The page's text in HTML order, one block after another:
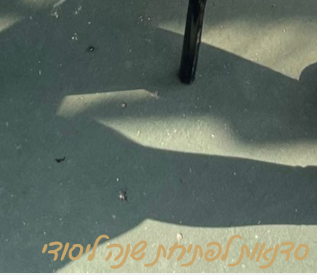
סדנאות לפתיחת שנה ליסודי